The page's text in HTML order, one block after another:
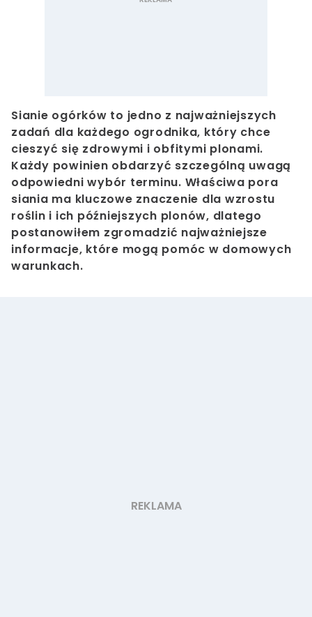
Sianie ogórków to jedno z najważniejszych
zadań dla każdego ogrodnika, który chce
cieszyć się zdrowymi i obfitymi plonami.
Każdy powinien obdarzyć szczególną uwagą
odpowiedni wybór terminu. Właściwa pora
siania ma kluczowe znaczenie dla wzrostu
roślin i ich późniejszych plonów, dlatego
postanowiłem zgromadzić najważniejsze
informacje, które mogą pomóc w domowych
warunkach.